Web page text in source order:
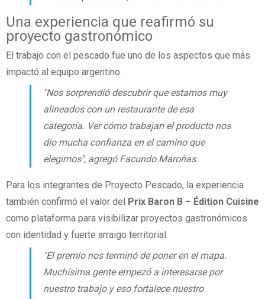
Una experiencia que reafirmó su
proyecto gastronómico
El trabajo con el pescado fue uno de los aspectos que más
impactó al equipo argentino.
"Nos sorprendió descubrir que estamos muy
alineados con un restaurante de esa
categoría. Ver cómo trabajan el producto nos
dio mucha confianza en el camino que
elegimos", agregó Facundo Maroñas.
Para los integrantes de Proyecto Pescado, la experiencia
también confirmó el valor del
Prix Baron B – Édition Cuisine
como plataforma para visibilizar proyectos gastronómicos
con identidad y fuerte arraigo territorial.
"El premio nos terminó de poner en el mapa.
Muchísima gente empezó a interesarse por
nuestro trabajo y eso fortalece nuestro